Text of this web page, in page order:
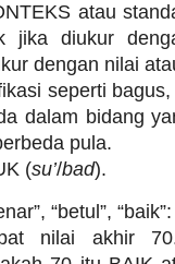
atau
jika diukur
dengan nilai
seperti
dalam bidang
pula.
(su’/bad).
“betul”, “baik”:
nilai akhir